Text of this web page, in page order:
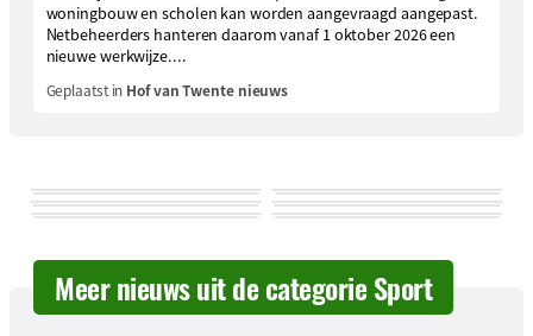
woningbouw en scholen kan worden aangevraagd aangepast.
Netbeheerders hanteren daarom vanaf 1 oktober 2026 een
nieuwe werkwijze....
Geplaatst in Hof van Twente nieuws
Meer nieuws uit de categorie Sport